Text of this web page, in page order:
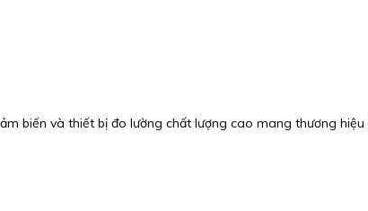
biến và thiết bị đo lường chất lượng cao mang thương hiệu